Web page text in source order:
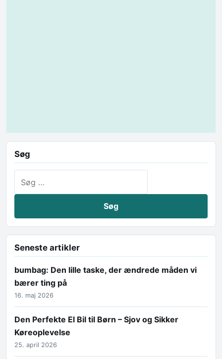
Søg
Seneste artikler
bumbag: Den lille taske, der ændrede måden vi
bærer ting på
16. maj 2026
Den Perfekte El Bil til Børn – Sjov og Sikker
Køreoplevelse
25. april 2026